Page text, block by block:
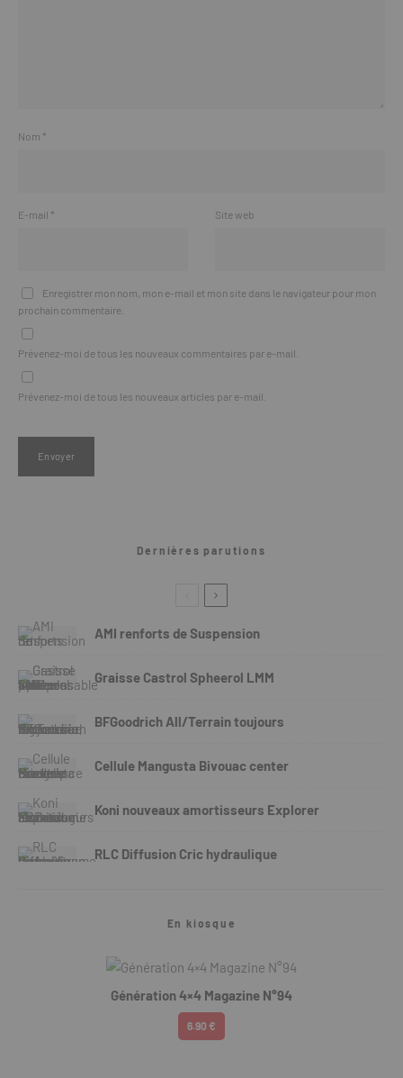
Nom *
E-mail * Site web
Enregistrer mon nom, mon e-mail et mon site dans le navigateur pour mon
prochain commentaire.
Prévenez-moi de tous les nouveaux commentaires par e-mail.
Prévenez-moi de tous les nouveaux articles par e-mail.
Dernières parutions
AMI renforts de Suspension
Graisse Castrol Spheerol LMM
BFGoodrich All/Terrain toujours
Cellule Mangusta Bivouac center
Koni nouveaux amortisseurs Explorer
RLC Diffusion Cric hydraulique
En kiosque
Génération 4×4 Magazine N°94
6.90 €